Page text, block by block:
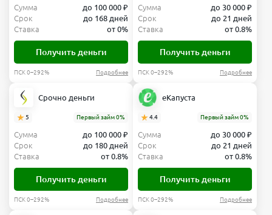
Сумма
до 100 000 ₽
Срок
до 168 дней
Ставка
от 0%
Получить деньги
ПСК 0–292% Подробнее
Сумма
до 30 000 ₽
Срок
до 21 дней
Ставка
от 0.8%
Получить деньги
ПСК 0–292% Подробнее
Срочно деньги
5 Первый займ 0%
Сумма
до 100 000 ₽
Срок
до 180 дней
Ставка
от 0.8%
Получить деньги
ПСК 0–292% Подробнее
еКапуста
4.4 Первый займ 0%
Сумма
до 30 000 ₽
Срок
до 21 дней
Ставка
от 0.8%
Получить деньги
ПСК 0–292% Подробнее